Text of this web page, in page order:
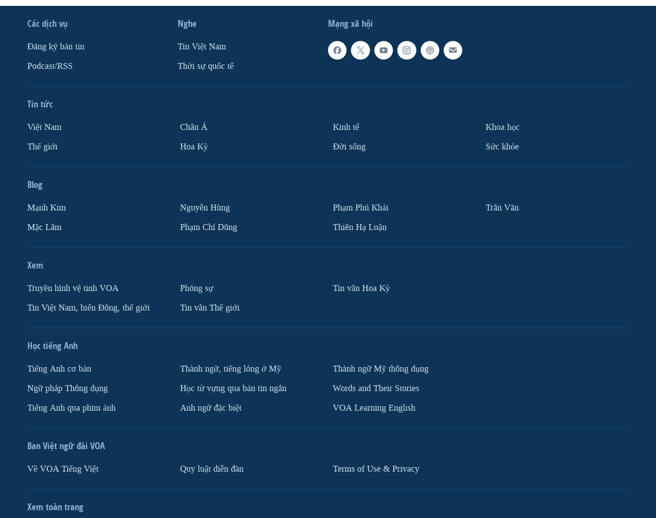
Mạng xã hội
Các dịch vụ
Ðăng ký bản tin
Podcast/RSS
Nghe
Tin Việt Nam
Thời sự quốc tế
Tin tức
Việt Nam
Thế giới
Châu Á
Hoa Kỳ
Kinh tế
Ðời sống
Khoa học
Sức khỏe
Blog
Mạnh Kim
Mặc Lâm
Nguyễn Hùng
Phạm Chí Dũng
Phạm Phú Khải
Thiên Hạ Luận
Trân Văn
Xem
Truyền hình vệ tinh VOA
Tin Việt Nam, biển Đông, thế giới
Phóng sự
Tin vắn Thế giới
Tin vắn Hoa Kỳ
Học tiếng Anh
Tiếng Anh cơ bản
Ngữ pháp Thông dụng
Tiếng Anh qua phim ảnh
Thành ngữ, tiếng lóng ở Mỹ
Học từ vựng qua bản tin ngắn
Anh ngữ đặc biệt
Thành ngữ Mỹ thông dụng
Words and Their Stories
VOA Learning English
Ban Việt ngữ đài VOA
Về VOA Tiếng Việt Quy luật diễn đàn Terms of Use & Privacy
Xem toàn trang